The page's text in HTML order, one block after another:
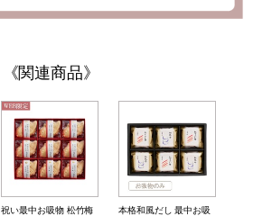
関連商品
祝い最中お吸物 松竹梅
本格和風だし 最中お吸